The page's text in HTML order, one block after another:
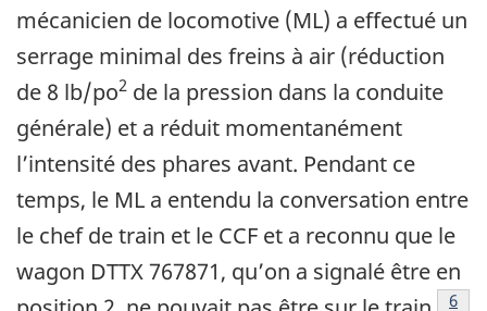
mécanicien de locomotive (ML) a effectué un
serrage minimal des freins à air (réduction
de 8 lb/po2 de la pression dans la conduite
générale) et a réduit momentanément
l’intensité des phares avant. Pendant ce
temps, le ML a entendu la conversation entre
le chef de train et le CCF et a reconnu que le
wagon DTTX 767871, qu’on a signalé être en
6